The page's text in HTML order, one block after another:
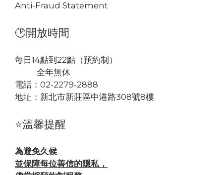
Anti-Fraud Statement
🕑開放時間
每日14點到22點（預約制）
全年無休
電話：02-2279-2888
地址： 新北市新莊區中港路308號8樓
⭐溫馨提醒
為避免久候
並保障每位善信的隱私，